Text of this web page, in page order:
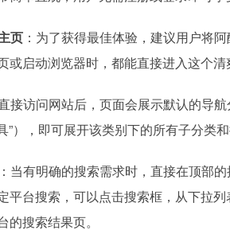
页 ：为了获得最佳体验，建议用户将
或启动浏览器时，都能直接进入这个清
接访问网站后，页面会展示默认的导
具”），即可展开该类别下的所有子分
：当有明确的搜索需求时，直接在顶部
平台搜索，可以点击搜索框，从下拉
的搜索结果页。